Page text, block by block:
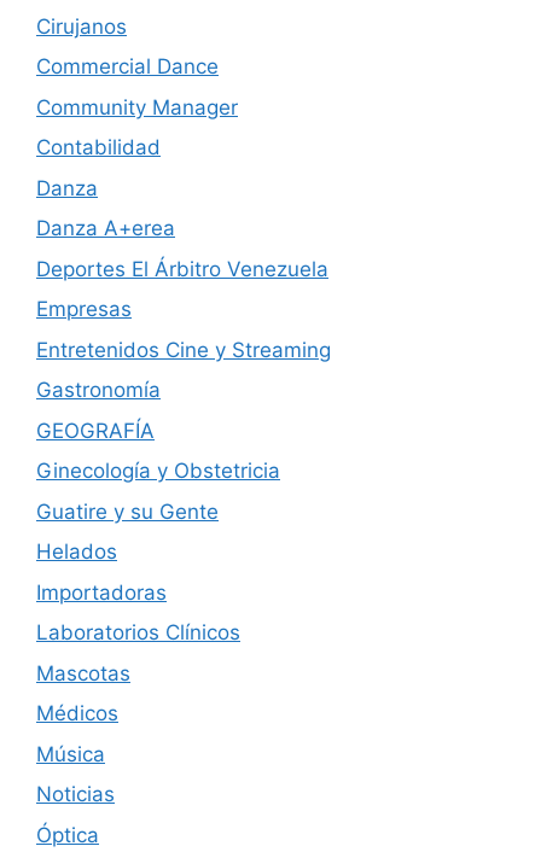
Cirujanos
Commercial Dance
Community Manager
Contabilidad
Danza
Danza A+erea
Deportes El Árbitro Venezuela
Empresas
Entretenidos Cine y Streaming
Gastronomía
GEOGRAFÍA
Ginecología y Obstetricia
Guatire y su Gente
Helados
Importadoras
Laboratorios Clínicos
Mascotas
Médicos
Música
Noticias
Óptica